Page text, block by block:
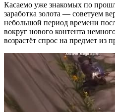
Касаемо уже знакомых по
заработка золота — советуем
небольшой период времени
вокруг нового контента
возрастёт спрос на предмет из